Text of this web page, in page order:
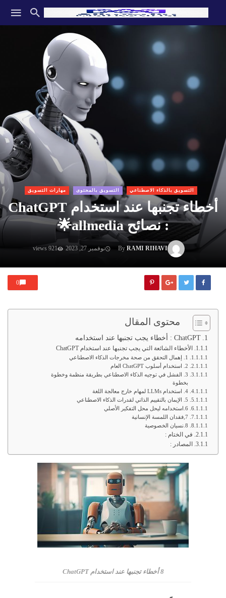
التسويق بالذكاء الاصطناعي التسويق بالمحتوى مهارات التسويق
أخطاء تجنبها عند استخدام ChatGPT
: نصائح allmedia🌟
By RAMI RIHAVI نوفمبر 27, 2023 921 views
0
محتوى المقال
ChatGPT : أخطاء يجب تجنبها عند استخدامه
الأخطاء الشائعة التي يجب تجنبها عند استخدام ChatGPT
1. إهمال التحقق من صحة مخرجات الذكاء الاصطناعي
2. استخدام أسلوب ChatGPT العام
3. الفشل في توجيه الذكاء الاصطناعي بطريقة منظمة وخطوة
بخطوة
4. استخدام LLMs لمهام خارج معالجة اللغة
5. الإيمان بالتقييم الذاتي لقدرات الذكاء الاصطناعي
6.استخدامه ليحل محل التفكير الأصلي
7,فقدان اللمسة الإنسانية
8.نسيان الخصوصية
في الختام :
المصادر :
8 أخطاء تجنبها عند استخدام ChatGPT